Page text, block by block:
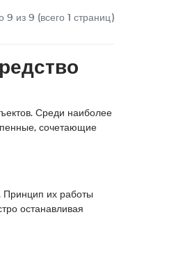
9 из 9 (всего 1 страниц)
Среди наиболее
пенные, сочетающие
Принцип их работы
останавливая